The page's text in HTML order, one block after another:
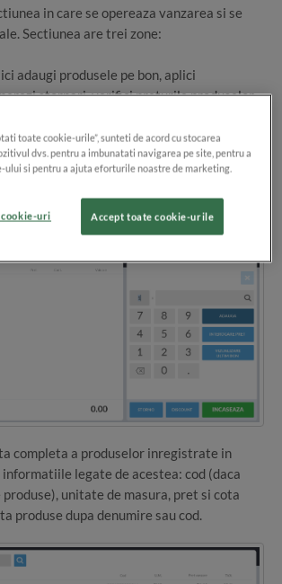
in care se opereaza vanzarea si se
Sectiunea are trei zone:
adaugi produsele pe bon, aplici
stornari, verifici preturile produselor
lista cu produse inregistrate in aplicatie
denumirea, cantitatea, pretul si valoarea
pe bon. Sunt detaliate si informatii
stornari si subtotaluri.
completa a produselor inregistrate in
legate de acestea: cod (daca
unitate de masura, pret si cota
produse dupa denumire sau cod.
toate cookie-urile”, sunteti de acord cu stocarea
dvs. pentru a imbunatati navigarea pe site, pentru a
si pentru a ajuta eforturile noastre de marketing.
Accept toate cookie-urile
uri